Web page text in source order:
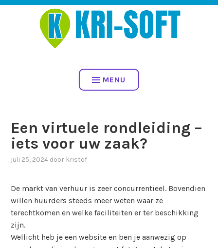
Spring
KRI-SOFT BV – UW PARTNER
VOOR PROFESSIONELE 360
FOTOGRAFIE EN VIRTUELE
MENU
Een virtuele rondleiding –
iets voor uw zaak?
juli 25, 2024 door kristof
De markt van verhuur is zeer concurrentieel. Bovendien
willen huurders steeds meer weten waar ze
terechtkomen en welke faciliteiten er ter beschikking
zijn.
Wellicht heb je een website en ben je aanwezig op